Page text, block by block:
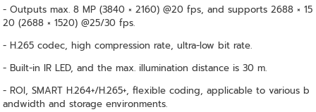
- Outputs max. 8 MP (3840 × 2160) @20 fps, and supports 2688 × 15
20 (2688 × 1520) @25/30 fps.
- H.265 codec, high compression rate, ultra-low bit rate.
- Built-in IR LED, and the max. illumination distance is 30 m.
- ROI, SMART H.264+/H.265+, flexible coding, applicable to various b
andwidth and storage environments.